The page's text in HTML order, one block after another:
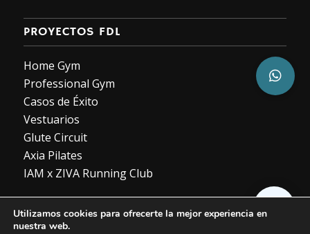
PROYECTOS FDL
Home Gym
Professional Gym
Casos de Éxito
Vestuarios
Glute Circuit
Axia Pilates
IAM x ZIVA Running Club
Utilizamos cookies para ofrecerte la mejor experiencia en
nuestra web.